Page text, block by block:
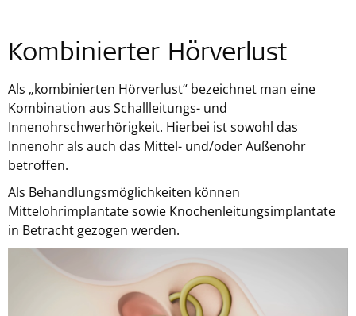
Kombinierter Hörverlust
Als „kombinierten Hörverlust“ bezeichnet man eine
Kombination aus Schallleitungs- und
Innenohrschwerhörigkeit. Hierbei ist sowohl das
Innenohr als auch das Mittel- und/oder Außenohr
betroffen.
Als Behandlungsmöglichkeiten können
Mittelohrimplantate sowie Knochenleitungsimplantate
in Betracht gezogen werden.